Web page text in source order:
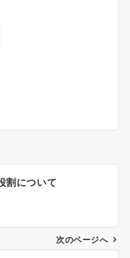
割について
次のページへ